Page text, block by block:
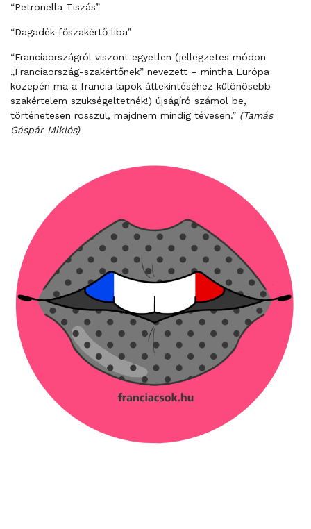
“Petronella Tiszás”
“Dagadék főszakértő liba”
“Franciaországról viszont egyetlen (jellegzetes módon
„Franciaország-szakértőnek” nevezett – mintha Európa
közepén ma a francia lapok áttekintéséhez különösebb
szakértelem szükségeltetnék!) újságíró számol be,
történetesen rosszul, majdnem mindig tévesen.” (Tamás
Gáspár Miklós)